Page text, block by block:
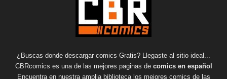
¿Buscas donde descargar comics Gratis? Llegaste al sitio ideal...
CBRcomics es una de las mejores paginas de comics en español
Encuentra en nuestra amplia biblioteca los mejores comics de las